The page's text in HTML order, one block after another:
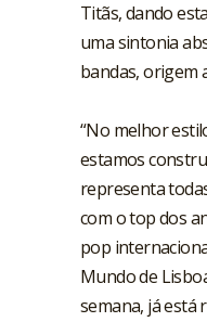
Titãs, dando
uma sintonia
bandas, origem
“No melhor
estamos
representa
com o top dos
pop
Mundo de
semana, já está